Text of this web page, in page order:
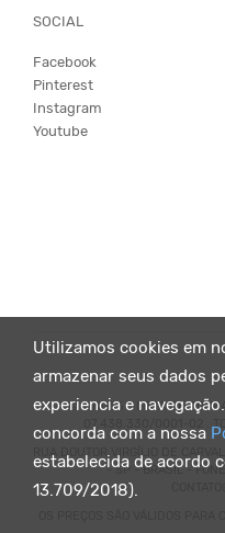
Utilizamos cookies em
armazenar seus dados
experiencia e
concorda com a nossa
estabelecida de acordo
13.709/2018).
SOCIAL
Facebook
Pinterest
Instagram
Youtube
© KING55 - LOJA DE
07.438.330/0001-02 .
RUA DOUTOR VIRGÍLIO DE
- SP - BRASIL -